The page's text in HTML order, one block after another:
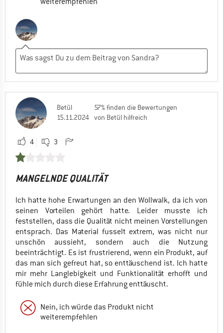
Betül
15.11.2024
57% finden die Bewertungen
von Betül hilfreich
4 3
MANGELNDE QUALITÄT
Ich hatte hohe Erwartungen an den Wollwalk, da ich von
seinen Vorteilen gehört hatte. Leider musste ich
feststellen, dass die Qualität nicht meinen Vorstellungen
entsprach. Das Material fusselt extrem, was nicht nur
unschön aussieht, sondern auch die Nutzung
beeinträchtigt. Es ist frustrierend, wenn ein Produkt, auf
das man sich gefreut hat, so enttäuschend ist. Ich hatte
mir mehr Langlebigkeit und Funktionalität erhofft und
fühle mich durch diese Erfahrung enttäuscht.
Nein, ich würde das Produkt nicht
weiterempfehlen